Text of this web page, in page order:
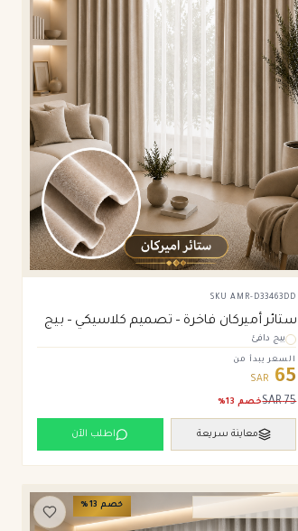
SKUAMR-D33463DD
ستائر أميركان فاخرة – تصميم كلاسيكي – بيج
بيج دافئ
السعر يبدأ من
65
SAR
75
SARخصم 13
%
معاينة سريعة اطلب الآن
ستائر ويفي وامريكان خصم 13
%